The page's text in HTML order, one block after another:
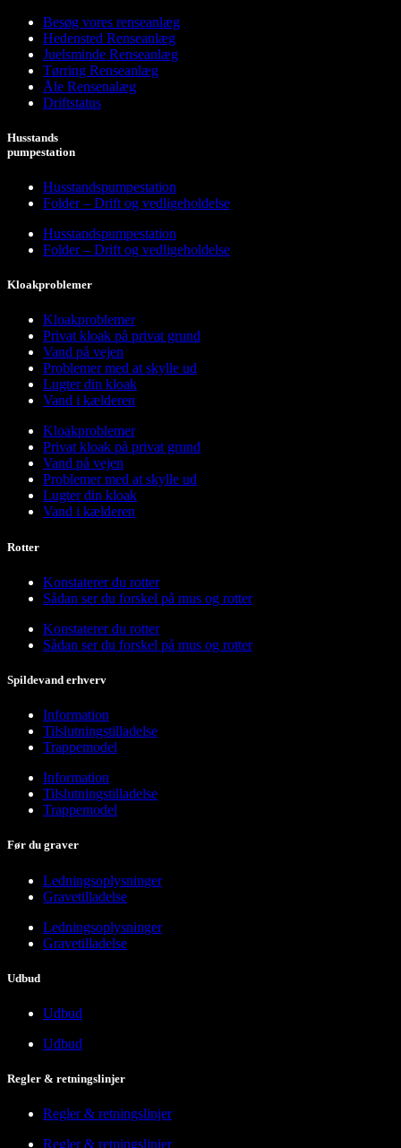
Besøg vores renseanlæg
Hedensted Renseanlæg
Juelsminde Renseanlæg
Tørring Renseanlæg
Åle Rensenalæg
Driftstatus
Husstands
pumpestation
Husstandspumpestation
Folder – Drift og vedligeholdelse
Husstandspumpestation
Folder – Drift og vedligeholdelse
Kloakproblemer
Kloakproblemer
Privat kloak på privat grund
Vand på vejen
Problemer med at skylle ud
Lugter din kloak
Vand i kælderen
Kloakproblemer
Privat kloak på privat grund
Vand på vejen
Problemer med at skylle ud
Lugter din kloak
Vand i kælderen
Rotter
Konstaterer du rotter
Sådan ser du forskel på mus og rotter
Konstaterer du rotter
Sådan ser du forskel på mus og rotter
Spildevand erhverv
Information
Tilslutningstilladelse
Trappemodel
Information
Tilslutningstilladelse
Trappemodel
Før du graver
Ledningsoplysninger
Gravetilladelse
Ledningsoplysninger
Gravetilladelse
Udbud
Udbud
Udbud
Regler & retningslinjer
Regler & retningslinjer
Regler & retningslinjer